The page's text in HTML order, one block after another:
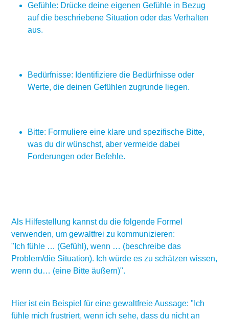
Gefühle: Drücke deine eigenen Gefühle in Bezug
auf die beschriebene Situation oder das Verhalten
aus.
Bedürfnisse: Identifiziere die Bedürfnisse oder
Werte, die deinen Gefühlen zugrunde liegen.
Bitte: Formuliere eine klare und spezifische Bitte,
was du dir wünschst, aber vermeide dabei
Forderungen oder Befehle.
Als Hilfestellung kannst du die folgende Formel
verwenden, um gewaltfrei zu kommunizieren:
"Ich fühle … (Gefühl), wenn … (beschreibe das
Problem/die Situation). Ich würde es zu schätzen wissen,
wenn du… (eine Bitte äußern)".
Hier ist ein Beispiel für eine gewaltfreie Aussage: "Ich
fühle mich frustriert, wenn ich sehe, dass du nicht an